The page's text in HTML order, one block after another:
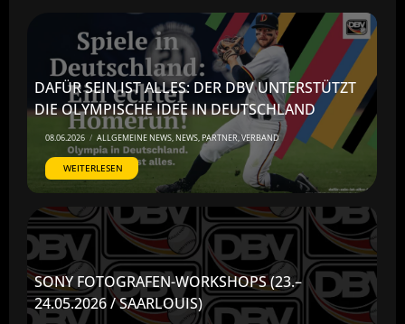
DAFÜR SEIN IST ALLES: DER DBV UNTERSTÜTZT
DIE OLYMPISCHE IDEE IN DEUTSCHLAND
08.06.2026 / ALLGEMEINE NEWS,NEWS,PARTNER,VERBAND
WEITERLESEN
SONY FOTOGRAFEN-WORKSHOPS (23.–
24.05.2026 / SAARLOUIS)